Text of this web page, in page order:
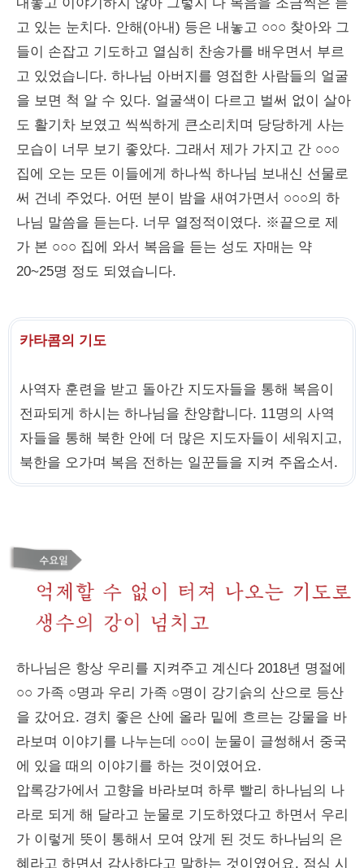
고 있는 눈치다. 안해(아내) 등은 내놓고 ○○○ 찾아와 그
들이 손잡고 기도하고 열심히 찬송가를 배우면서 부르
고 있었습니다. 하나님 아버지를 영접한 사람들의 얼굴
을 보면 척 알 수 있다. 얼굴색이 다르고 벌써 없이 살아
도 활기차 보였고 씩씩하게 큰소리치며 당당하게 사는
모습이 너무 보기 좋았다. 그래서 제가 가지고 간 ○○○
집에 오는 모든 이들에게 하나씩 하나님 보내신 선물로
써 건네 주었다. 어떤 분이 밤을 새여가면서 ○○○의 하
나님 말씀을 듣는다. 너무 열정적이였다. ※끝으로 제
가 본 ○○○ 집에 와서 복음을 듣는 성도 자매는 약
20~25명 정도 되였습니다.
카타콤의 기도
사역자 훈련을 받고 돌아간 지도자들을 통해 복음이
전파되게 하시는 하나님을 찬양합니다. 11명의 사역
자들을 통해 북한 안에 더 많은 지도자들이 세워지고,
북한을 오가며 복음 전하는 일꾼들을 지켜 주옵소서.
하나님은 항상 우리를 지켜주고 계신다 2018년 명절에
○○ 가족 ○명과 우리 가족 ○명이 강기슭의 산으로 등산
을 갔어요. 경치 좋은 산에 올라 밑에 흐르는 강물을 바
라보며 이야기를 나누는데 ○○이 눈물이 글썽해서 중국
에 있을 때의 이야기를 하는 것이였어요.
압록강가에서 고향을 바라보며 하루 빨리 하나님의 나
라로 되게 해 달라고 눈물로 기도하였다고 하면서 우리
가 이렇게 뜻이 통해서 모여 앉게 된 것도 하나님의 은
혜라고 하면서 감사하다고 말하는 것이였어요. 점심 시